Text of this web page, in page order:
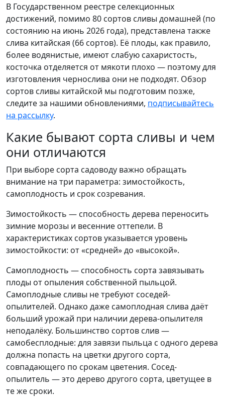
В Государственном реестре селекционных
достижений, помимо 80 сортов сливы домашней (по
состоянию на июнь 2026 года), представлена также
слива китайская (66 сортов). Её плоды, как правило,
более водянистые, имеют слабую сахаристость,
косточка отделяется от мякоти плохо — поэтому для
изготовления чернослива они не подходят. Обзор
сортов сливы китайской мы подготовим позже,
следите за нашими обновлениями, подписывайтесь
на рассылку.
Какие бывают сорта сливы и чем
они отличаются
При выборе сорта садоводу важно обращать
внимание на три параметра: зимостойкость,
самоплодность и срок созревания.
Зимостойкость — способность дерева переносить
зимние морозы и весенние оттепели. В
характеристиках сортов указывается уровень
зимостойкости: от «средней» до «высокой».
Самоплодность — способность сорта завязывать
плоды от опыления собственной пыльцой.
Самоплодные сливы не требуют соседей-
опылителей. Однако даже самоплодная слива даёт
больший урожай при наличии дерева-опылителя
неподалёку. Большинство сортов слив —
самобесплодные: для завязи пыльца с одного дерева
должна попасть на цветки другого сорта,
совпадающего по срокам цветения. Сосед-
опылитель — это дерево другого сорта, цветущее в
те же сроки.